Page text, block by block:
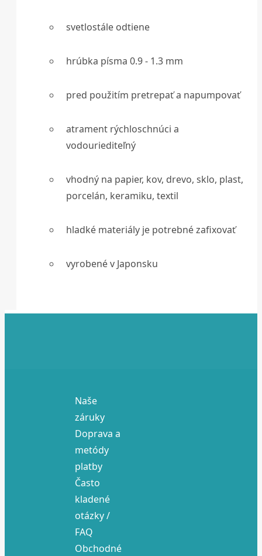
svetlostále odtiene
hrúbka písma 0.9 - 1.3 mm
pred použitím pretrepať a napumpovať
atrament rýchloschnúci a
vodouriediteľný
vhodný na papier, kov, drevo, sklo, plast,
porcelán, keramiku, textil
hladké materiály je potrebné zafixovať
vyrobené v Japonsku
Naše
záruky
Doprava a
metódy
platby
Často
kladené
otázky /
FAQ
Obchodné